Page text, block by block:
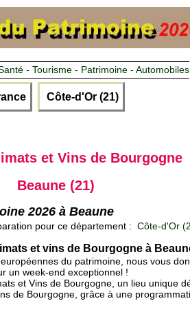
- Tourisme - Patrimoine - Automobiles
Côte-d'Or (21)
et Vins de Bourgogne
Beaune (21)
2026 à Beaune
pour ce département : Côte-d'Or
et vins de Bourgogne à
du patrimoine, nous vous
un week-end exceptionnel !
et Vins de Bourgogne, un lieu unique
de Bourgogne, grâce à une